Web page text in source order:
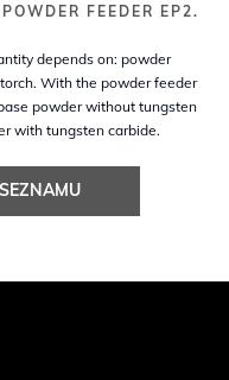
FEEDER EP2.
depends on: powder
With the powder feeder
powder without tungsten
with tungsten carbide.